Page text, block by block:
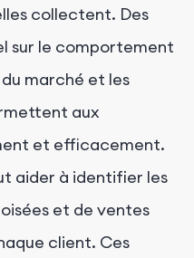
collectent. Des
sur le comportement
marché et les
aux
et efficacement.
aider à identifier les
et de ventes
client. Ces